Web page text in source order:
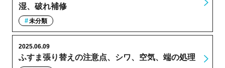
湿、破れ補修
未分類
ふすま張り替えの注意点、シワ、空気、端の処理
2025.06.09